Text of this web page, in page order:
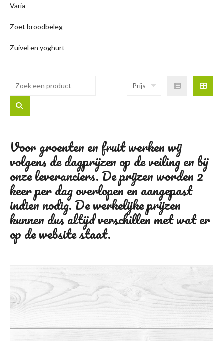
Varia
Zoet broodbeleg
Zuivel en yoghurt
Prijs
Voor groenten en fruit werken wij
volgens de dagprijzen op de veiling en bij
onze leveranciers. De prijzen worden 2
keer per dag overlopen en aangepast
indien nodig. De werkelijke prijzen
kunnen dus altijd verschillen met wat er
op de website staat.